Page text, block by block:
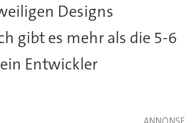
Designs
gibt es mehr als die 5-6
Entwickler